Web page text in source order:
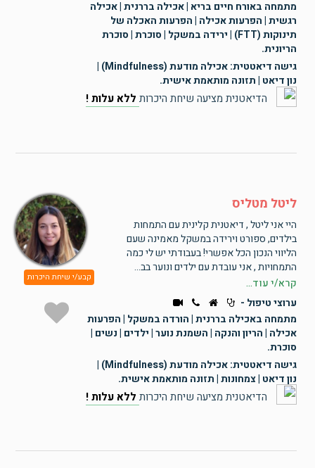
מתמחה באורח חיים בריא | אכילה בררנית | אכילה
רגשית | הפרעות אכילה | הפרעות האכלה של
תינוקות (FTT) | ירידה במשקל | סוכרת | סוכרת
הריונית.
גישה דיאטטית: אכילה מודעת (Mindfulness) |
נון דיאט | תזונה מותאמת אישית.
הדיאטנית מציעה שיחת היכרות ללא עלות !
קבע/י שיחת היכרות
ליטל מטליס
היי אני ליטל , דיאטנית קלינית עם התמחות
בילדים, ספורט וירידה במשקל מאמינה שעם
הליווי הנכון הכל אפשרי! בעבודתי יש לי כמה
התמחויות , אני עובדת עם ילדים ונוער בב...
קרא/י עוד...
ערוצי טיפול -
מתמחה באכילה בררנית | הורדה במשקל | הפרעות
אכילה | הריון והנקה | השמנת נוער | ילדים | נשים |
סוכרת.
גישה דיאטטית: אכילה מודעת (Mindfulness) |
נון דיאט | צמחונות | תזונה מותאמת אישית.
הדיאטנית מציעה שיחת היכרות ללא עלות !